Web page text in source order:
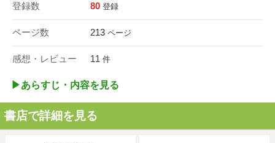
登録数 80 登録
ページ数 213 ページ
感想・レビュー 11 件
▶︎あらすじ・内容を見る
書店で詳細を見る